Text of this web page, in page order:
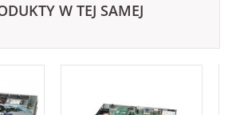
W TEJ SAMEJ